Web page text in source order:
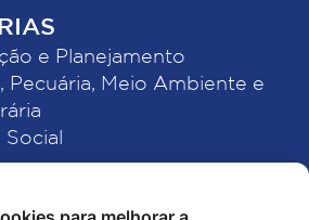
e Planejamento
Pecuária, Meio Ambiente e
Social